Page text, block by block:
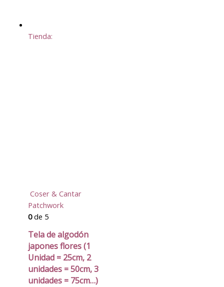
Tienda:
Coser & Cantar
Patchwork
0de 5
Tela de algodón
japones flores (1
Unidad = 25cm, 2
unidades = 50cm, 3
unidades = 75cm…)